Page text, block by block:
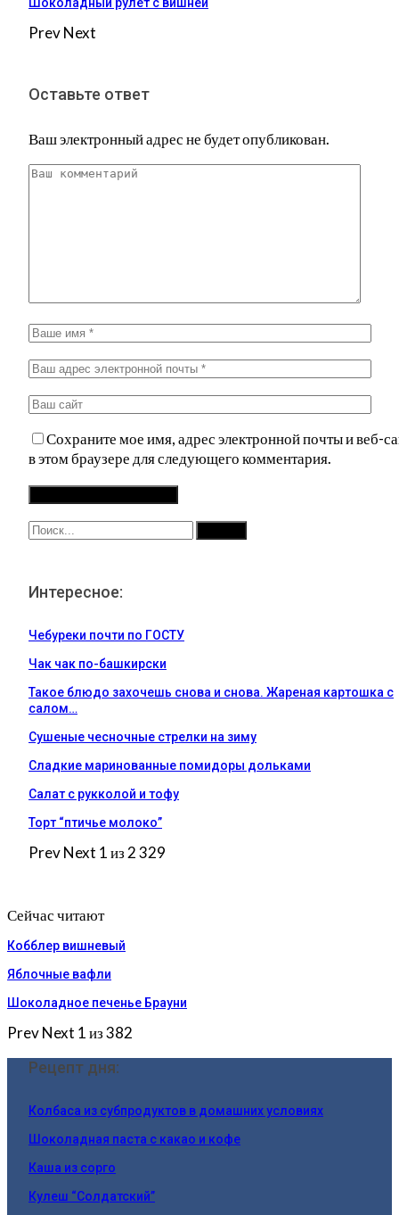
PrevNext
Оставьте ответ
Ваш электронный адрес не будет опубликован.
Сохраните мое имя, адрес электронной почты и веб-
в этом браузере для следующего комментария.
Интересное:
Чебуреки почти по ГОСТУ
Чак чак по-башкирски
Такое блюдо захочешь снова и снова. Жареная картошка с
салом…
Сушеные чесночные стрелки на зиму
Сладкие маринованные помидоры дольками
Салат с рукколой и тофу
Торт “птичье молоко”
PrevNext 1 из 2 329
Сейчас читают
Кобблер вишневый
Яблочные вафли
Шоколадное печенье Брауни
PrevNext 1 из 382
Рецепт дня:
Колбаса из субпродуктов в домашних условиях
Шоколадная паста с какао и кофе
Каша из сорго
Кулеш “Солдатский”